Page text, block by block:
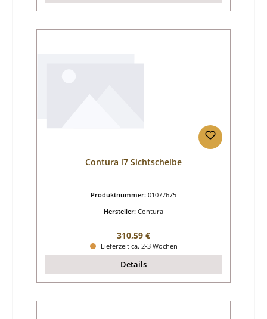
Contura i7 Sichtscheibe
Produktnummer: 01077675
Hersteller: Contura
Regulärer Preis:
310,59 €
Lieferzeit ca. 2-3 Wochen
Details